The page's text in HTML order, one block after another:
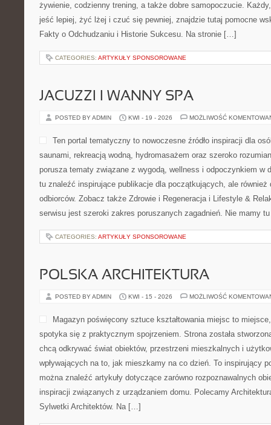
żywienie, codzienny trening, a także dobre samopoczucie.
jeść lepiej, żyć lżej i czuć się pewniej, znajdzie tutaj pomocne
Fakty o Odchudzaniu i Historie Sukcesu. Na stronie […]
CATEGORIES: ARTYKUŁY SPONSOROWANE
JACUZZI I WANNY SPA
POSTED BY ADMIN KWI - 19 - 2026 MOŻLIWOŚĆ
Ten portal tematyczny to nowoczesne źródło inspiracji dla
saunami, rekreacją wodną, hydromasażem oraz szeroko
porusza tematy związane z wygodą, wellness i odpoczynkiem w
tu znaleźć inspirujące publikacje dla początkujących, ale również
odbiorców. Zobacz także Zdrowie i Regeneracja i Lifestyle &
serwisu jest szeroki zakres poruszanych zagadnień. Nie mamy
CATEGORIES: ARTYKUŁY SPONSOROWANE
POLSKA ARCHITEKTURA
POSTED BY ADMIN KWI - 15 - 2026 MOŻLIWOŚĆ
Magazyn poświęcony sztuce kształtowania miejsc to
spotyka się z praktycznym spojrzeniem. Strona została
chcą odkrywać świat obiektów, przestrzeni mieszkalnych i
wpływających na to, jak mieszkamy na co dzień. To inspirujący
można znaleźć artykuły dotyczące zarówno rozpoznawalnych
inspiracji związanych z urządzaniem domu. Polecamy
Sylwetki Architektów. Na […]